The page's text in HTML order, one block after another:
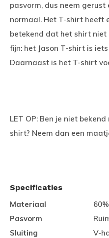
pasvorm, dus neem
normaal. Het T-shirt heeft
betekend dat het shirt
fijn: het Jason T-shirt is
Daarnaast is het T-shirt
LET OP: Ben je niet
shirt? Neem dan een
Specificaties
Materiaal
Pasvorm
Sluiting
V-